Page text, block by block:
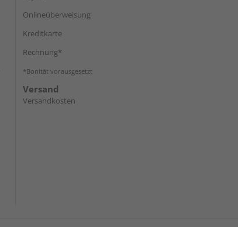
Onlineüberweisung
Kreditkarte
Rechnung*
*Bonität vorausgesetzt
Versand
Versandkosten